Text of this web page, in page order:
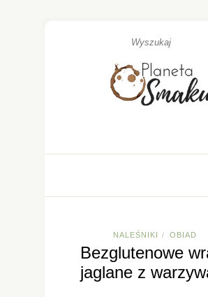
NALEŚNIKI / OBIAD
Bezglutenowe
jaglane z